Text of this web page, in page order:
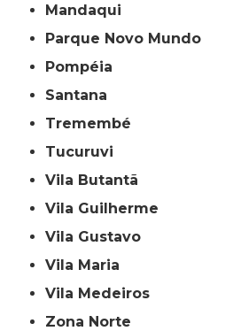
Mandaqui
Parque Novo Mundo
Pompéia
Santana
Tremembé
Tucuruvi
Vila Butantã
Vila Guilherme
Vila Gustavo
Vila Maria
Vila Medeiros
Zona Norte